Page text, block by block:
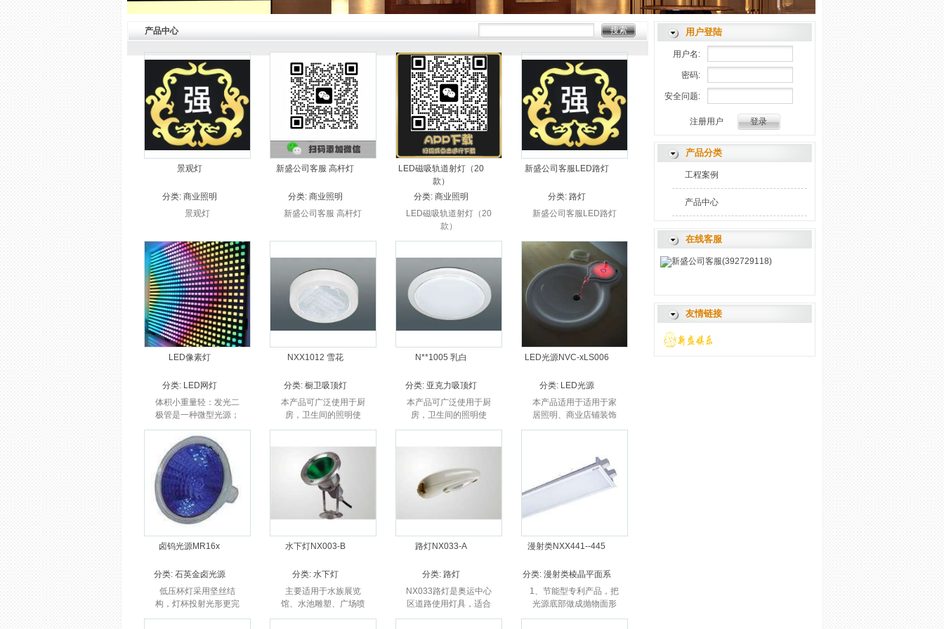
产品中心
景观灯
分类: 商业照明
景观灯
新盛公司客服 高杆灯
分类: 商业照明
新盛公司客服 高杆灯
LED磁吸轨道射灯（20
款）
分类: 商业照明
LED磁吸轨道射灯（20
款）
新盛公司客服LED路灯
分类: 路灯
新盛公司客服LED路灯
LED像素灯
分类: LED网灯
体积小重量轻：发光二
极管是一种微型光源；
NXX1012 雪花
分类: 橱卫吸顶灯
本产品可广泛使用于厨
房，卫生间的照明使
用。
N**1005 乳白
分类: 亚克力吸顶灯
本产品可广泛使用于厨
房，卫生间的照明使
用。
LED光源NVC-xLS006
分类: LED光源
本产品适用于适用于家
居照明、商业店铺装饰
照明、辅助照明、娱乐
卤钨光源MR16x
分类: 石英金卤光源
低压杯灯采用坚丝结
构，灯杯投射光形更完
美；
水下灯NX003-B
分类: 水下灯
主要适用于水族展览
馆、水池雕塑、广场喷
泉等水体照明。
路灯NX033-A
分类: 路灯
NX033路灯是奥运中心
区道路使用灯具，适合
高速公路、城市主干
漫射类NXX441--445
分类: 漫射类棱晶平面系
列
1、节能型专利产品，把
光源底部做成抛物面形
式，大大提高光源的光
用户登陆
用户名:
密码:
安全问题:
注册用户
产品分类
工程案例
产品中心
在线客服
新盛公司客服(392729118)
友情链接